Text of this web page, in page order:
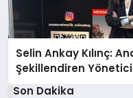
Selin Ankay Kılınç:
Şekillendiren
Son Dakika